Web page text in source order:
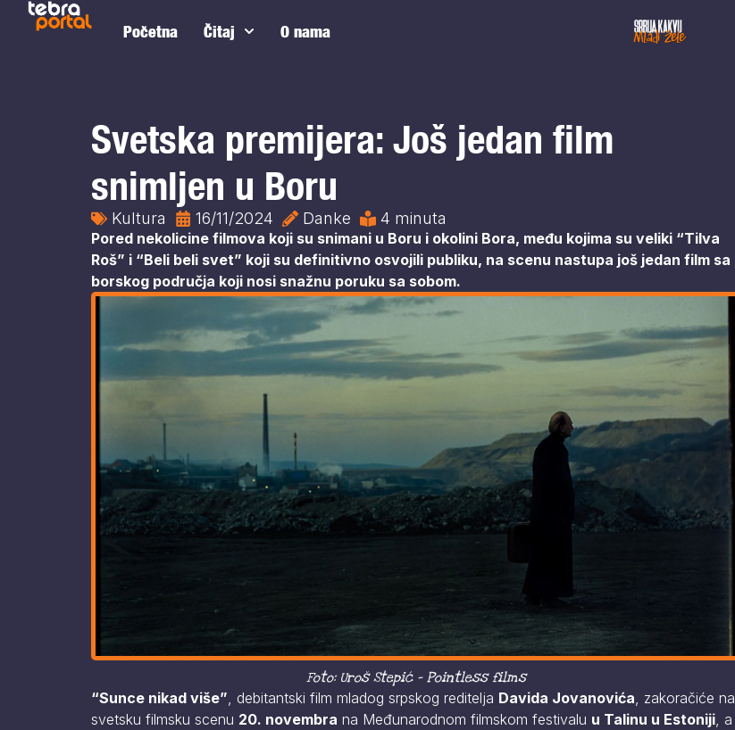
Početna Čitaj O nama
Svetska premijera: Još jedan film
snimljen u Boru
Kultura 16/11/2024 Danke 4 minuta
Pored nekolicine filmova koji su snimani u Boru i okolini Bora, među kojima su veliki “Tilva
Roš” i “Beli beli svet” koji su definitivno osvojili publiku, na scenu nastupa još jedan film sa
borskog područja koji nosi snažnu poruku sa sobom.
Foto: Uroš Stepić - Pointless films
“Sunce nikad više”, debitantski film mladog srpskog reditelja Davida Jovanovića, zakoračiće na
svetsku filmsku scenu 20. novembra na Međunarodnom filmskom festivalu u Talinu u Estoniji, a